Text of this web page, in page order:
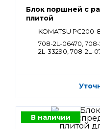
Блок поршней c
плитой
KOMATSU PC200-8
708-2L-06470,
2L-33290, 708-2L-
В наличии